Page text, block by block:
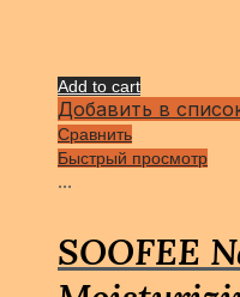
Add to cart
Добавить в
Сравнить
Быстрый просмотр
...
SOOFEE